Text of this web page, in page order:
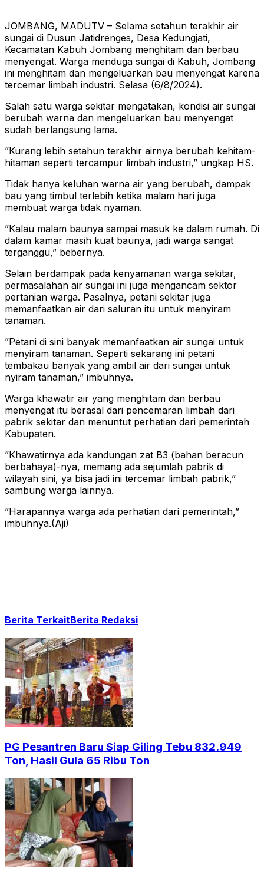
JOMBANG, MADUTV – Selama setahun terakhir air
sungai di Dusun Jatidrenges, Desa Kedungjati,
Kecamatan Kabuh Jombang menghitam dan berbau
menyengat. Warga menduga sungai di Kabuh, Jombang
ini menghitam dan mengeluarkan bau menyengat karena
tercemar limbah industri. Selasa (6/8/2024).
Salah satu warga sekitar mengatakan, kondisi air sungai
berubah warna dan mengeluarkan bau menyengat
sudah berlangsung lama.
”Kurang lebih setahun terakhir airnya berubah kehitam-
hitaman seperti tercampur limbah industri,” ungkap HS.
Tidak hanya keluhan warna air yang berubah, dampak
bau yang timbul terlebih ketika malam hari juga
membuat warga tidak nyaman.
”Kalau malam baunya sampai masuk ke dalam rumah. Di
dalam kamar masih kuat baunya, jadi warga sangat
terganggu,” bebernya.
Selain berdampak pada kenyamanan warga sekitar,
permasalahan air sungai ini juga mengancam sektor
pertanian warga. Pasalnya, petani sekitar juga
memanfaatkan air dari saluran itu untuk menyiram
tanaman.
”Petani di sini banyak memanfaatkan air sungai untuk
menyiram tanaman. Seperti sekarang ini petani
tembakau banyak yang ambil air dari sungai untuk
nyiram tanaman,” imbuhnya.
Warga khawatir air yang menghitam dan berbau
menyengat itu berasal dari pencemaran limbah dari
pabrik sekitar dan menuntut perhatian dari pemerintah
Kabupaten.
”Khawatirnya ada kandungan zat B3 (bahan beracun
berbahaya)-nya, memang ada sejumlah pabrik di
wilayah sini, ya bisa jadi ini tercemar limbah pabrik,”
sambung warga lainnya.
”Harapannya warga ada perhatian dari pemerintah,”
imbuhnya.(Aji)
Berita TerkaitBerita Redaksi
PG Pesantren Baru Siap Giling Tebu 832.949
Ton, Hasil Gula 65 Ribu Ton